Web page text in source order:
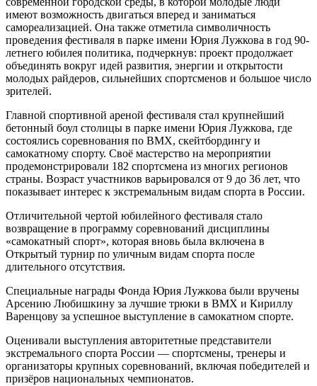
имеют возможность двигаться вперед и заниматься
самореализацией. Она также отметила символичность
проведения фестиваля в парке имени Юрия Лужкова в год 90-
летнего юбилея политика, подчеркнув: проект продолжает
объединять вокруг идей развития, энергии и открытости
молодых райдеров, сильнейших спортсменов и большое число
зрителей.
Главной спортивной ареной фестиваля стал крупнейший
бетонный боул столицы в парке имени Юрия Лужкова, где
состоялись соревнования по BMX, скейтбордингу и
самокатному спорту. Своё мастерство на мероприятии
продемонстрировали 182 спортсмена из многих регионов
страны. Возраст участников варьировался от 9 до 36 лет, что
показывает интерес к экстремальным видам спорта в России.
Отличительной чертой юбилейного фестиваля стало
возвращение в программу соревнований дисциплины
«самокатный спорт», которая вновь была включена в
Открытый турнир по уличным видам спорта после
длительного отсутствия.
Специальные награды Фонда Юрия Лужкова были вручены
Арсению Любишкину за лучшие трюки в BMX и Кириллу
Варенцову за успешное выступление в самокатном спорте.
Оценивали выступления авторитетные представители
экстремального спорта России — спортсмены, тренеры и
организаторы крупных соревнований, включая победителей и
призёров национальных чемпионатов.